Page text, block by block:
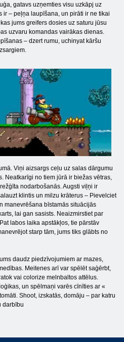
gatavs uzņemties visu uzkāpj uz
ir – peļņa laupīšana, un pirāti ir ne tikai
jums greifers dosies uz saturu jūsu
uzvaru komandas vairākas dienas.
– dzert rumu, uchinyat kāršu
Viņi aizsargs ceļu uz salas dārgumu
Neatkarīgi no tiem jūrā ir biežas vētras,
nodarbošanās. Augsti viļņi ir
klintis un milzu krāterus – Pievelciet
manevrēšana bīstamās situācijās
lai gan sasists. Neaizmirstiet par
labos laika apstākļos, tie pārstāv
starp tām, jums tiks glābts no
daudz piedzīvojumiem ar mazes,
Meitenes arī var spēlēt saģērbt,
vai colorize melnbaltos attēlus.
un spēlmaņi varēs cīnīties ar «
Shoot, izskatās, domāju – par katru
darbību